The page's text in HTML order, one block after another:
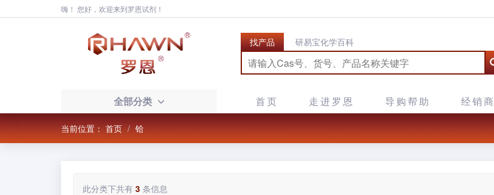
嗨！ 您好，欢迎来到罗恩试剂！
找产品 研易宝化学百科
全部分类 首页 走进罗恩 导购帮助 经销
当前位置：首页 铪
此分类下共有 3 条信息